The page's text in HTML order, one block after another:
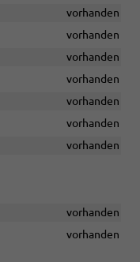
vorhanden
vorhanden
vorhanden
vorhanden
vorhanden
vorhanden
vorhanden
vorhanden
vorhanden